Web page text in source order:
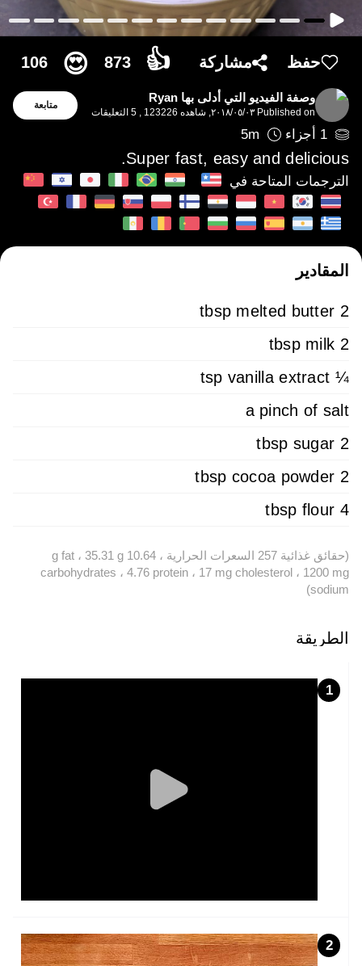
حفظ مشاركة 👍
873
😍
106
وصفة الفيديو التي أدلى بها Ryan
Published on ٠٣‏/٠٥‏/٢٠١٨ , شاهده 123226 ,
5 التعليقات
متابعة
1 أجزاء 5m
Super fast, easy and delicious.
الترجمات المتاحة في
المقادير
2 tbsp melted butter
2 tbsp milk
¼ tsp vanilla extract
a pinch of salt
2 tbsp sugar
2 tbsp cocoa powder
4 tbsp flour
(حقائق غذائية 257 السعرات الحرارية ، 10.64 g fat ، 35.31 g
carbohydrates ، 4.76 protein ، 17 mg cholesterol ، 1200 mg
sodium)
الطريقة
1
2